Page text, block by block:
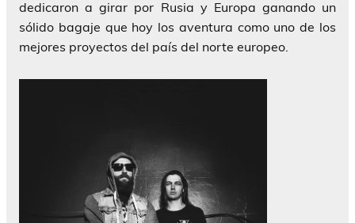
dedicaron a girar por Rusia y Europa ganando un
sólido bagaje que hoy los aventura como uno de los
mejores proyectos del país del norte europeo.